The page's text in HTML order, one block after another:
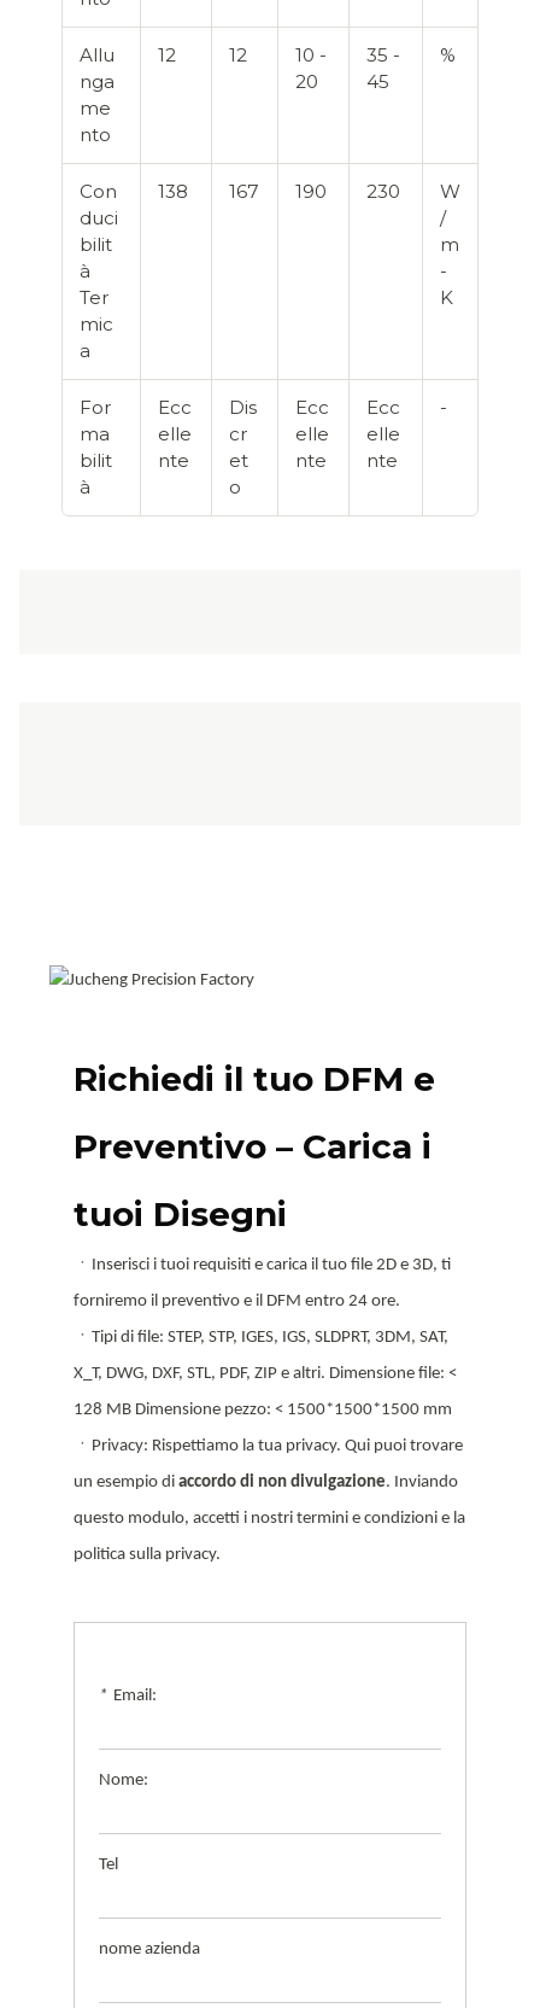
Allu
nga
me
nto
12 12
10 -
20
35 -
45
%
Con
duci
bilit
à
Ter
mic
a
138 167 190 230
W
/
m
-
K
For
ma
bilit
à
Ecc
elle
nte
Dis
cr
et
o
Ecc
elle
nte
Ecc
elle
nte
-
Richiedi il tuo DFM e
Preventivo – Carica i
tuoi Disegni
ㆍInserisci i tuoi requisiti e carica il tuo file 2D e 3D, ti
forniremo il preventivo e il DFM entro 24 ore.
ㆍTipi di file: STEP, STP, IGES, IGS, SLDPRT, 3DM, SAT,
X_T, DWG, DXF, STL, PDF, ZIP e altri. Dimensione file: <
128 MB Dimensione pezzo: < 1500*1500*1500 mm
ㆍPrivacy: Rispettiamo la tua privacy. Qui puoi trovare
un esempio di accordo di non divulgazione. Inviando
questo modulo, accetti i nostri termini e condizioni e la
politica sulla privacy.
* Email:
Nome:
Tel
nome azienda